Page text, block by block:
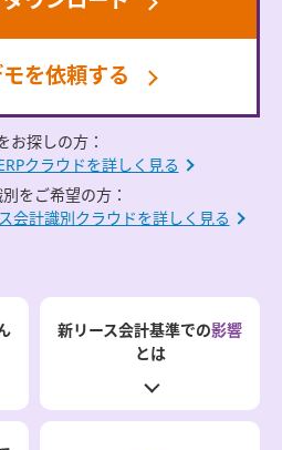
を依頼する
お探しの方：
クラウドを詳しく見る
別をご希望の方：
会計識別クラウドを詳しく見る
新リース会計基準での影響
とは